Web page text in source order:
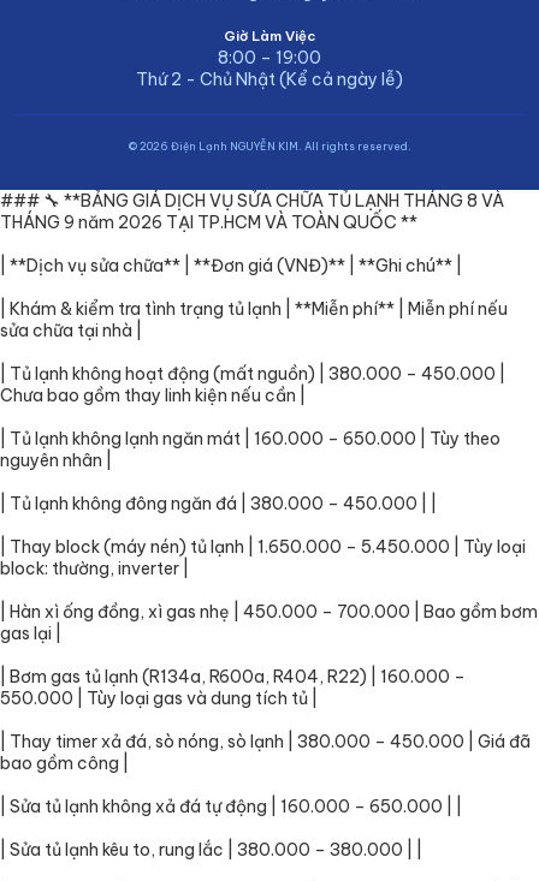
Giờ Làm Việc
8:00 – 19:00
Thứ 2 - Chủ Nhật (Kể cả ngày lễ)
© 2026 Điện Lạnh NGUYỄN KIM. All rights reserved.
### 🔧 **BẢNG GIÁ DỊCH VỤ SỬA CHỮA TỦ LẠNH THÁNG 8 VÀ
THÁNG 9 năm 2026 TẠI TP.HCM VÀ TOÀN QUỐC **
| **Dịch vụ sửa chữa** | **Đơn giá (VNĐ)** | **Ghi chú** |
| Khám & kiểm tra tình trạng tủ lạnh | **Miễn phí** | Miễn phí nếu
sửa chữa tại nhà |
| Tủ lạnh không hoạt động (mất nguồn) | 380.000 – 450.000 |
Chưa bao gồm thay linh kiện nếu cần |
| Tủ lạnh không lạnh ngăn mát | 160.000 – 650.000 | Tùy theo
nguyên nhân |
| Tủ lạnh không đông ngăn đá | 380.000 – 450.000 | |
| Thay block (máy nén) tủ lạnh | 1.650.000 – 5.450.000 | Tùy loại
block: thường, inverter |
| Hàn xì ống đồng, xì gas nhẹ | 450.000 – 700.000 | Bao gồm bơm
gas lại |
| Bơm gas tủ lạnh (R134a, R600a, R404, R22) | 160.000 –
550.000 | Tùy loại gas và dung tích tủ |
| Thay timer xả đá, sò nóng, sò lạnh | 380.000 – 450.000 | Giá đã
bao gồm công |
| Sửa tủ lạnh không xả đá tự động | 160.000 – 650.000 | |
| Sửa tủ lạnh kêu to, rung lắc | 380.000 – 380.000 | |